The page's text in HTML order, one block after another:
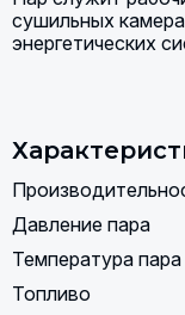
сушильных
энергетических
Давление пара
Температура пара
Топливо